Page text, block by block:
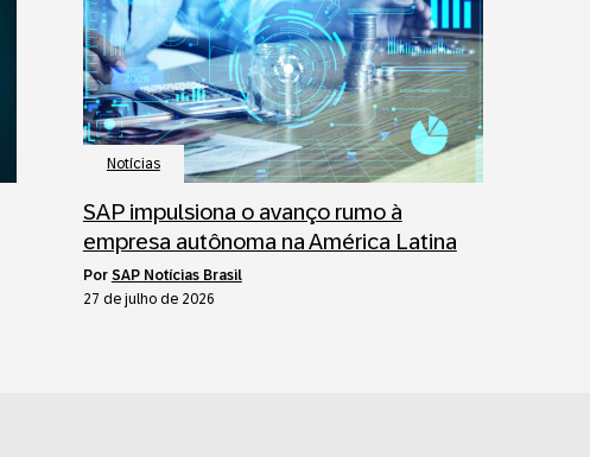
Notícias
SAP impulsiona o avanço rumo à
empresa autônoma na América Latina
por SAP Notícias Brasil
27 de julho de 2026